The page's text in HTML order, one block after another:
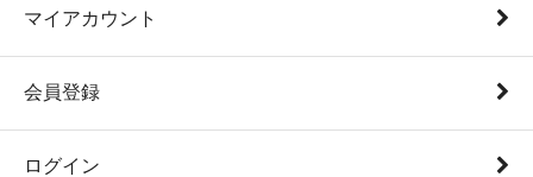
マイアカウント
会員登録
ログイン